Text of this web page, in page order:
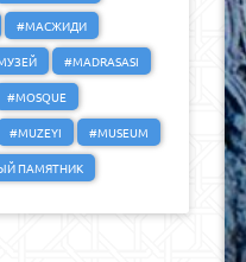
#МАСЖИДИ
#MADRASASI
#MOSQUE
#MUZEYI
#MUSEUM
ПАМЯТНИК